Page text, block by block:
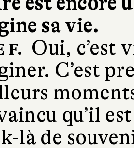
sa vie.
F.
Oui, c’est
C’est
qu’il
là de